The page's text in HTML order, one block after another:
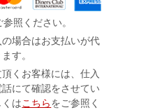
参照ください。
場合はお支払いが代
す。
くお客様には、仕入
にて確認をさせてい
はこちらをご参照く